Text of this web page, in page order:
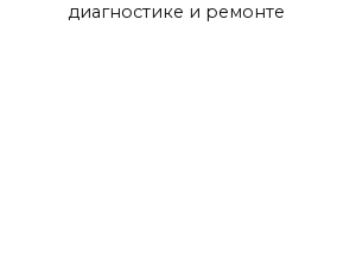
диагностике и ремонте